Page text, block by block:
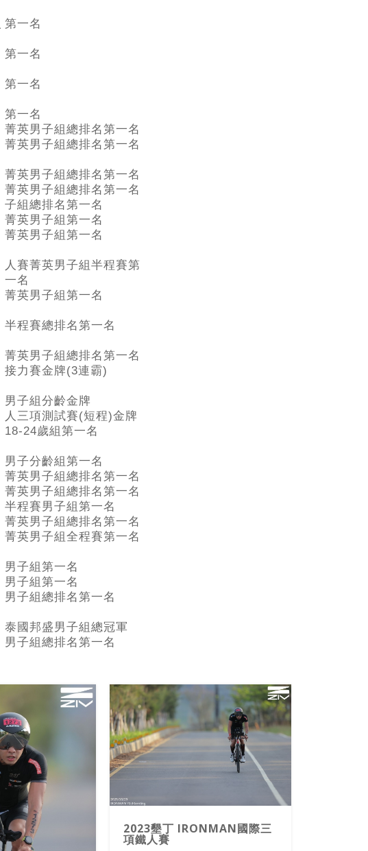
第一名
第一名
第一名
第一名
菁英男子組總排名第一名
菁英男子組總排名第一名
菁英男子組總排名第一名
菁英男子組總排名第一名
子組總排名第一名
菁英男子組第一名
菁英男子組第一名
人賽菁英男子組半程賽第
一名
菁英男子組第一名
半程賽總排名第一名
菁英男子組總排名第一名
接力賽金牌(3連霸)
男子組分齡金牌
人三項測試賽(短程)金牌
18-24歲組第一名
男子分齡組第一名
菁英男子組總排名第一名
菁英男子組總排名第一名
半程賽男子組第一名
菁英男子組總排名第一名
菁英男子組全程賽第一名
男子組第一名
男子組第一名
男子組總排名第一名
泰國邦盛男子組總冠軍
男子組總排名第一名
2023墾丁 IRONMAN國際三
項鐵人賽